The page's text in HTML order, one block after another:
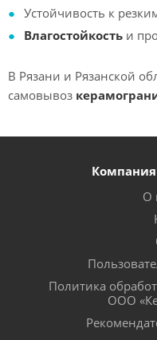
Устойчивость к
Влагостойкость и
В Рязани и Рязанской
самовывоз
Компания
О
Политика
ООО